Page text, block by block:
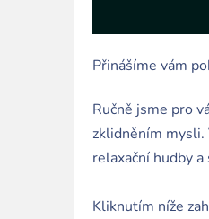
Přinášíme vám
Ručně jsme pro
zklidněním mysli.
relaxační hudby a
Kliknutím níže